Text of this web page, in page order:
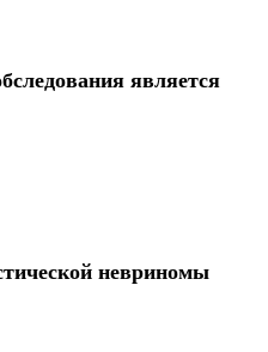
является
невриномы